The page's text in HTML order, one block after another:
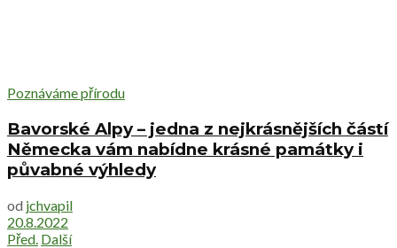
Poznáváme přírodu
Bavorské Alpy – jedna z nejkrásnějších částí
Německa vám nabídne krásné památky i
půvabné výhledy
od jchvapil
20.8.2022
Před. Další